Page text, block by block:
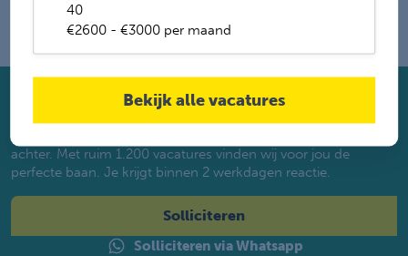
40
€2600 - €3000 per maand
Bekijk alle vacatures
Solliciteer direct
achter. Met ruim 1.200 vacatures vinden wij voor jou de
perfecte baan. Je krijgt binnen 2 werkdagen reactie.
Solliciteren
Solliciteren via Whatsapp